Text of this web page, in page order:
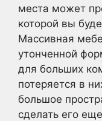
места может
которой вы
Массивная
утонченной
для больших
потеряется в
большое
сделать его